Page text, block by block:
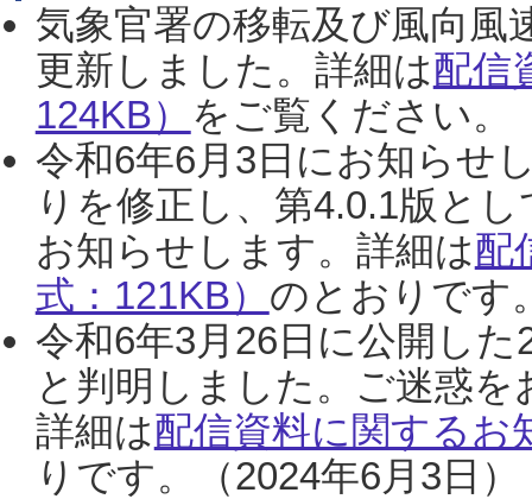
気象官署の移転及び風向風
更新しました。詳細は配信
124KB） をご覧ください。
令和6年6月3日にお知らせ
りを修正し、第4.0.1版と
お知らせします。詳細は配
式：121KB） のとおりです
令和6年3月26日に公開し
と判明しました。ご迷惑
詳細は配信資料に関するお
りです。（2024年6月3日）